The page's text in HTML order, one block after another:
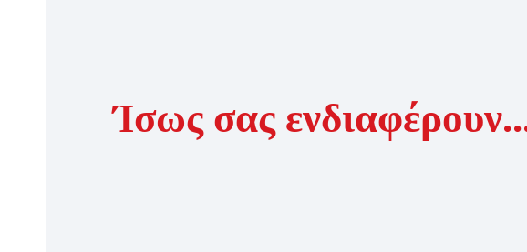
Ίσως σας